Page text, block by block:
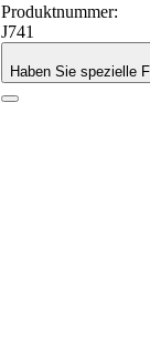
Produktnummer:
J741
Haben Sie spezielle